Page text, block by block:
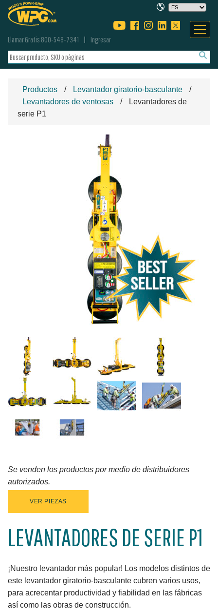
Llamar Gratis 800-548-7341 Ingresar
Productos
Levantador giratorio-basculante
Levantadores de ventosas
Levantadores de
serie P1
Se venden los productos por medio de distribuidores
autorizados.
VER PIEZAS
LEVANTADORES DE SERIE P1
¡Nuestro levantador más popular! Los modelos distintos de
este levantador giratorio-basculante cubren varios usos,
para acrecentar productividad y fiabilidad en las fábricas
así como las obras de construcción.